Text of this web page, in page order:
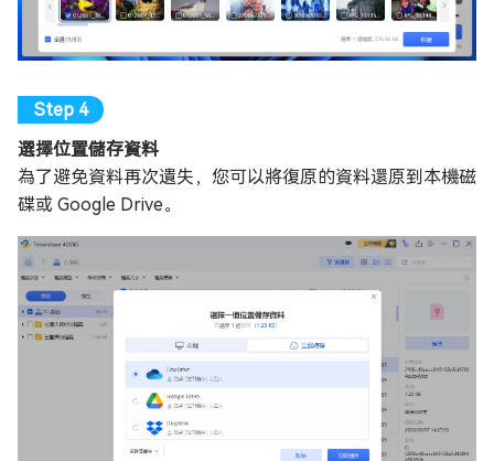
選擇位置儲存資料
為了避免資料再次遺失，您可以將復原的資料還原到本機磁
碟或 Google Drive。